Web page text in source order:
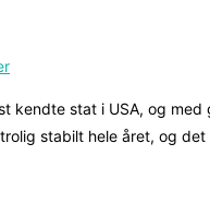
kendte stat i USA, og
stabilt hele året, og